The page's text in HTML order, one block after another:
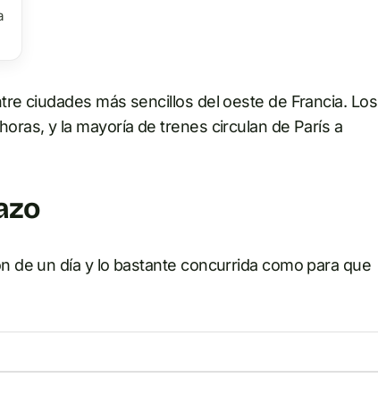
ciudades más sencillos del oeste de Francia. Los
y la mayoría de trenes circulan de París a
de un día y lo bastante concurrida como para que